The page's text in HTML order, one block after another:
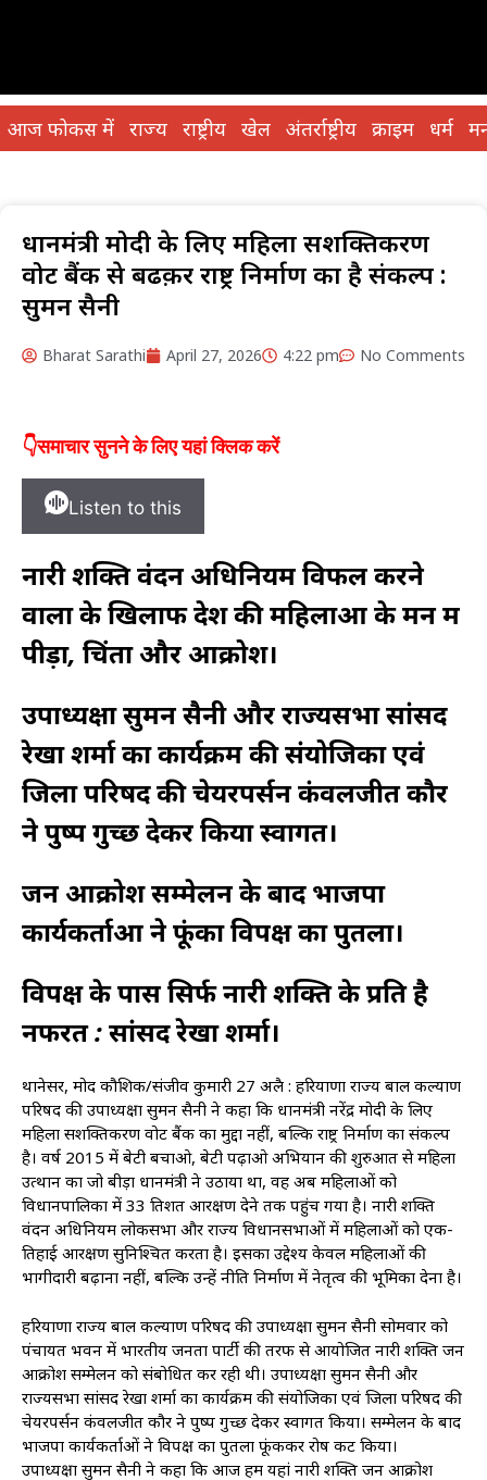
आज फोकस में राज्य राष्ट्रीय खेल अंतर्राष्ट्रीय क्राइम धर्म
प्रधानमंत्री मोदी के लिए महिला सशक्तिकरण
वोट बैंक से बढक़र राष्ट्र निर्माण का है संकल्प :
सुमन सैनी
Bharat Sarathi April 27, 2026 4:22 pm No Comments
👇समाचार सुनने के लिए यहां क्लिक करें
Listen to this
नारी शक्ति वंदन अधिनियम विफल करने
वालों के खिलाफ देश की महिलाओं के मन में
पीड़ा, चिंता और आक्रोश।
उपाध्यक्षासुमन सैनी और राज्यसभा सांसद
रेखा शर्मा का कार्यक्रम की संयोजिका एवं
जिला परिषद की चेयरपर्सन कंवलजीत कौर
ने पुष्प गुच्छ देकर किया स्वागत।
जन आक्रोश सम्मेलन के बाद भाजपा
कार्यकर्ताओं ने फूंका विपक्ष का पुतला।
विपक्ष के पास सिर्फ नारी शक्ति के प्रति है
नफरत : सांसद रेखा शर्मा।
थानेसर, प्रमोद कौशिक/संजीव कुमारी 27 अप्रैल : हरियाणा राज्य बाल कल्याण
परिषद की उपाध्यक्षा सुमन सैनी ने कहा कि प्रधानमंत्री नरेंद्र मोदी के लिए
महिला सशक्तिकरण वोट बैंक का मुद्दा नहीं, बल्कि राष्ट्र निर्माण का संकल्प
है। वर्ष 2015 में बेटी बचाओ, बेटी पढ़ाओ अभियान की शुरुआत से महिला
उत्थान का जो बीड़ा प्रधानमंत्री ने उठाया था, वह अब महिलाओं को
विधानपालिका में 33 प्रतिशत आरक्षण देने तक पहुंच गया है। नारी शक्ति
वंदन अधिनियम लोकसभा और राज्य विधानसभाओं में महिलाओं को एक-
तिहाई आरक्षण सुनिश्चित करता है। इसका उद्देश्य केवल महिलाओं की
भागीदारी बढ़ाना नहीं, बल्कि उन्हें नीति निर्माण में नेतृत्व की भूमिका देना है।
हरियाणा राज्य बाल कल्याण परिषद की उपाध्यक्षा सुमन सैनी सोमवार को
पंचायत भवन में भारतीय जनता पार्टी की तरफ से आयोजित नारी शक्ति जन
आक्रोश सम्मेलन को संबोधित कर रही थी। उपाध्यक्षा सुमन सैनी और
राज्यसभा सांसद रेखा शर्मा का कार्यक्रम की संयोजिका एवं जिला परिषद की
चेयरपर्सन कंवलजीत कौर ने पुष्प गुच्छ देकर स्वागत किया। सम्मेलन के बाद
भाजपा कार्यकर्ताओं ने विपक्ष का पुतला फूंककर रोष प्रकट किया।
उपाध्यक्षा सुमन सैनी ने कहा कि आज हम यहां नारी शक्ति जन आक्रोश